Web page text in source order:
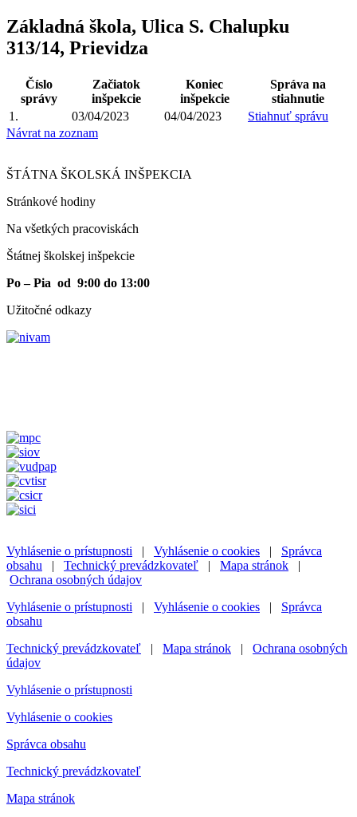
Základná škola, Ulica S. Chalupku
313/14, Prievidza
Číslo
správy
Začiatok
inšpekcie
Koniec
inšpekcie
Správa na
stiahnutie
1.
03/04/2023 04/04/2023
Stiahnuť správu
Návrat na zoznam
ŠTÁTNA ŠKOLSKÁ INŠPEKCIA
Stránkové hodiny​
Na všetkých pracoviskách
Štátnej školskej inšpekcie
Po – Pia od 9:00 do 13:00
Užitočné odkazy
Vyhlásenie o prístupnosti | Vyhlásenie o cookies | Správca
obsahu | Technický prevádzkovateľ | Mapa stránok |
Ochrana osobných údajov
Vyhlásenie o prístupnosti | Vyhlásenie o cookies | Správca
obsahu
Technický prevádzkovateľ | Mapa stránok | Ochrana osobných
údajov
Vyhlásenie o prístupnosti
Vyhlásenie o cookies
Správca obsahu
Technický prevádzkovateľ
Mapa stránok